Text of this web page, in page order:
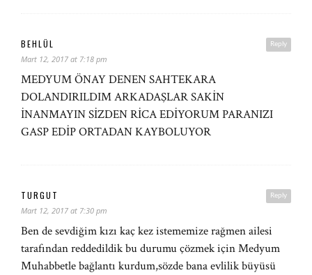
Reply
BEHLÜL
Mart 12, 2017 at 7:18 pm
MEDYUM ÖNAY DENEN SAHTEKARA
DOLANDIRILDIM ARKADAŞLAR SAKİN
İNANMAYIN SİZDEN RİCA EDİYORUM PARANIZI
GASP EDİP ORTADAN KAYBOLUYOR
Reply
TURGUT
Mart 12, 2017 at 7:30 pm
Ben de sevdiğim kızı kaç kez istememize rağmen ailesi
tarafından reddedildik bu durumu çözmek için Medyum
Muhabbetle bağlantı kurdum,sözde bana evlilik büyüsü